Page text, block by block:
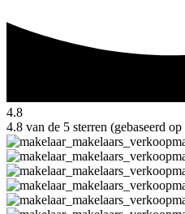
4.8
4.8 van de 5 sterren (gebaseerd op